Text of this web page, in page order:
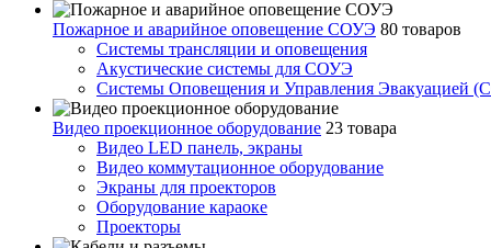
Пожарное и аварийное оповещение СОУЭ 80 товаров
Cистемы трансляции и оповещения
Акустические системы для СОУЭ
Системы Оповещения и Управления Эвакуацией
Видео проекционное оборудование 23 товара
Видео LED панель, экраны
Видео коммутационное оборудование
Экраны для проекторов
Оборудование караоке
Проекторы